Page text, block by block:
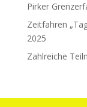
Pirker
Zeitfahren
2025
Zahlreiche